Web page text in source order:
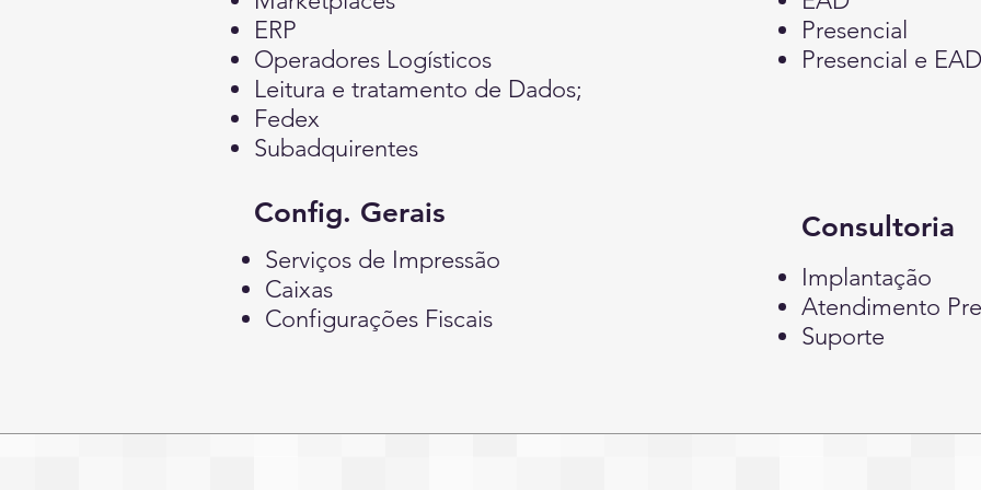
ERP
Operadores Logísticos
Leitura e tratamento de Dados;
Fedex
Subadquirentes
Config. Gerais
Serviços de Impressão
Caixas
Configurações Fiscais
Presencial
Presencial e EAD
Consultoria
Implantação
Atendimento
Suporte